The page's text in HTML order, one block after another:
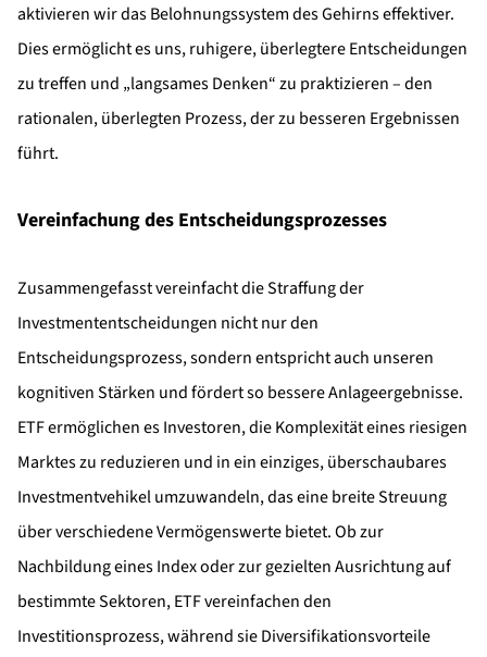
aktivieren wir das Belohnungssystem des Gehirns effektiver.
Dies ermöglicht es uns, ruhigere, überlegtere Entscheidungen
zu treffen und „langsames Denken“ zu praktizieren – den
rationalen, überlegten Prozess, der zu besseren Ergebnissen
führt.
Vereinfachung des Entscheidungsprozesses
Zusammengefasst vereinfacht die Straffung der
Investmententscheidungen nicht nur den
Entscheidungsprozess, sondern entspricht auch unseren
kognitiven Stärken und fördert so bessere Anlageergebnisse.
ETF ermöglichen es Investoren, die Komplexität eines riesigen
Marktes zu reduzieren und in ein einziges, überschaubares
Investmentvehikel umzuwandeln, das eine breite Streuung
über verschiedene Vermögenswerte bietet. Ob zur
Nachbildung eines Index oder zur gezielten Ausrichtung auf
bestimmte Sektoren, ETF vereinfachen den
Investitionsprozess, während sie Diversifikationsvorteile